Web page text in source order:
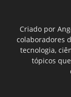
Criado por
colaboradores
tecnologia,
tópicos